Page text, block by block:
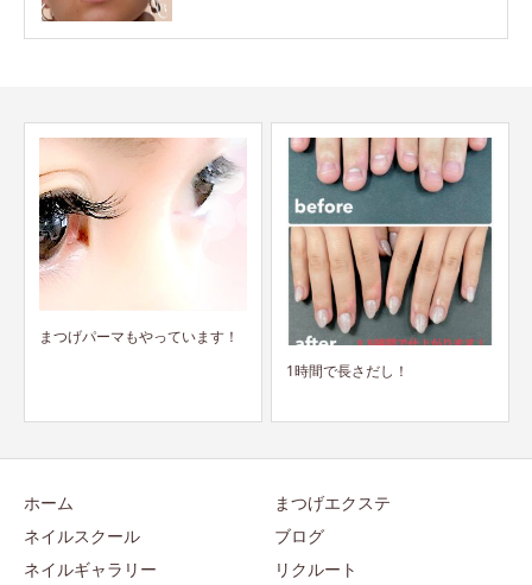
最強のネイルケアが始まる！！
ホーム
ネイルスクール
ネイルギャラリー
まつげエクステ
ブログ
リクルート